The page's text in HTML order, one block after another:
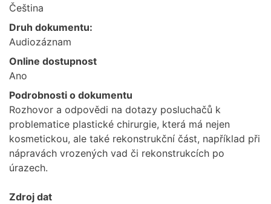
Čeština
Druh dokumentu:
Audiozáznam
Online dostupnost
Ano
Podrobnosti o dokumentu
Rozhovor a odpovědi na dotazy posluchačů k
problematice plastické chirurgie, která má nejen
kosmetickou, ale také rekonstrukční část, například při
nápravách vrozených vad či rekonstrukcích po
úrazech.
Zdroj dat